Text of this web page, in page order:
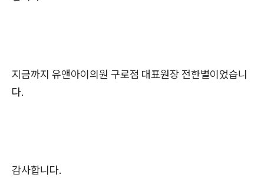
지금까지 유앤아이의원 구로점 대표원장 전한별이었습니
다.
감사합니다.